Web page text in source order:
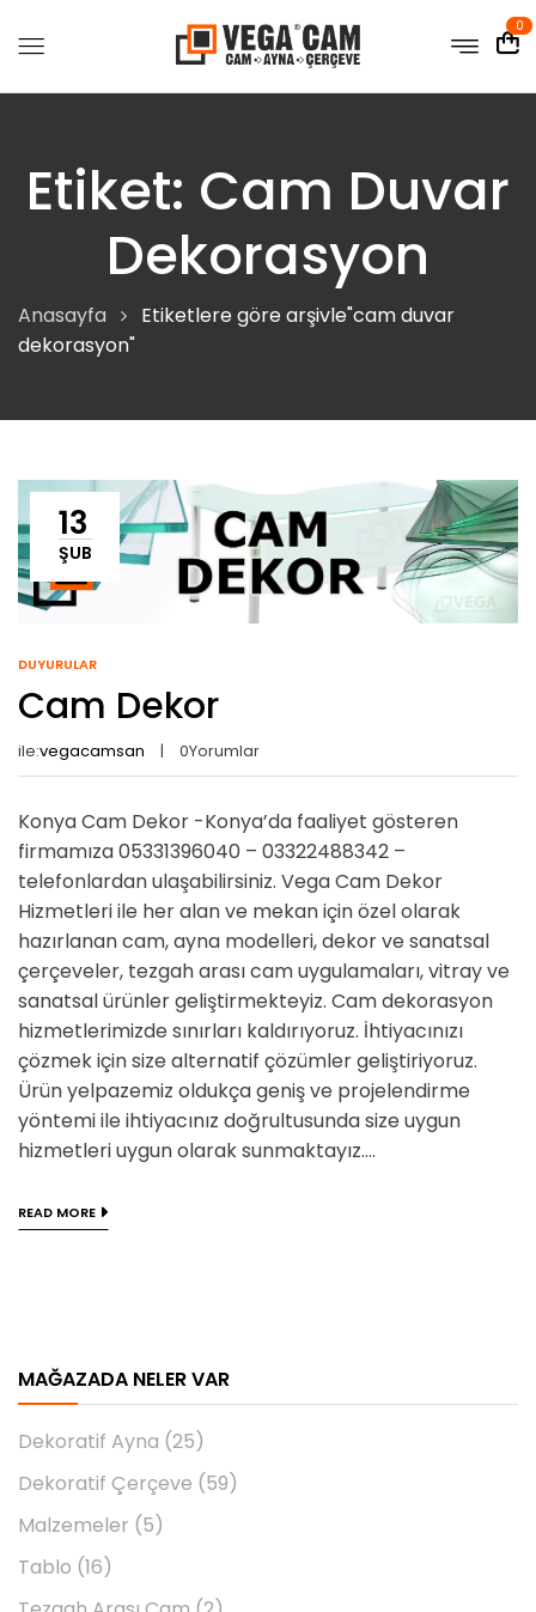
0
Etiket: Cam Duvar
Dekorasyon
Anasayfa
Etiketlere göre arşivle"cam duvar
dekorasyon"
MAĞAZADA NELER VAR
Dekoratif Ayna (25)
Dekoratif Çerçeve (59)
Malzemeler (5)
Tablo (16)
13
ŞUB
DUYURULAR
Cam Dekor
ile:vegacamsan 0Yorumlar
Konya Cam Dekor -Konya’da faaliyet gösteren
firmamıza 05331396040 – 03322488342 –
telefonlardan ulaşabilirsiniz. Vega Cam Dekor
Hizmetleri ile her alan ve mekan için özel olarak
hazırlanan cam, ayna modelleri, dekor ve sanatsal
çerçeveler, tezgah arası cam uygulamaları, vitray ve
sanatsal ürünler geliştirmekteyiz. Cam dekorasyon
hizmetlerimizde sınırları kaldırıyoruz. İhtiyacınızı
çözmek için size alternatif çözümler geliştiriyoruz.
Ürün yelpazemiz oldukça geniş ve projelendirme
yöntemi ile ihtiyacınız doğrultusunda size uygun
hizmetleri uygun olarak sunmaktayız....
READ MORE